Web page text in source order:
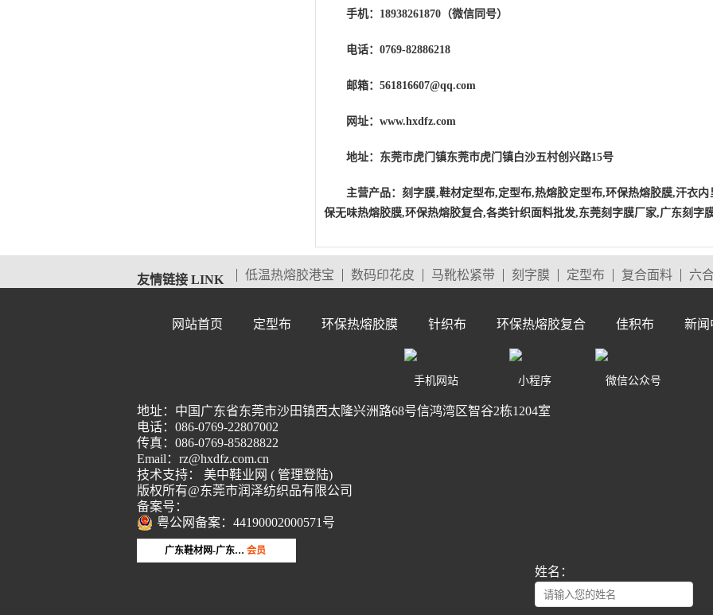
手机：18938261870（微信同号）
电话：0769-82886218
邮箱：561816607@qq.com
网址：www.hxdfz.com
地址：东莞市虎门镇东莞市虎门镇白沙五村创兴路15号
主营产品：刻字膜,鞋材定型布,定型布,热熔胶定型布,环保热熔胶膜,汗衣
保无味热熔胶膜,环保热熔胶复合,各类针织面料批发,东莞刻字膜厂家,广东刻字
友情链接 LINK 低温热熔胶港宝 数码印花皮 马靴松紧带 刻字膜 定型布 复合面料 六
网站首页 定型布 环保热熔胶膜 针织布 环保热熔胶复合 佳积布 新闻
手机网站 小程序 微信公众号
地址：中国广东省东莞市沙田镇西太隆兴洲路68号信鸿湾区智谷2栋1204室
电话：086-0769-22807002
传真：086-0769-85828822
Email：rz@hxdfz.com.cn
技术支持：
美中鞋业网 ( 管理登陆)
版权所有@东莞市润泽纺织品有限公司
备案号：
粤公网备案：44190002000571号
品牌会员 第16年
广东鞋材网-广东省鞋材行业协会 会员
姓名：